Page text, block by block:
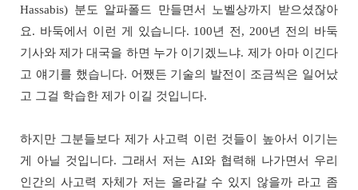
Hassabis) 분도 알파폴드 만들면서 노벨상까지 받으셨잖아
요. 바둑에서 이런 게 있습니다. 100년 전, 200년 전의 바둑
기사와 제가 대국을 하면 누가 이기겠느냐. 제가 아마 이긴다
고 얘기를 했습니다. 어쨌든 기술의 발전이 조금씩은 일어났
고 그걸 학습한 제가 이길 것입니다.
하지만 그분들보다 제가 사고력 이런 것들이 높아서 이기는
게 아닐 것입니다. 그래서 저는 AI와 협력해 나가면서 우리
인간의 사고력 자체가 저는 올라갈 수 있지 않을까 라고 좀